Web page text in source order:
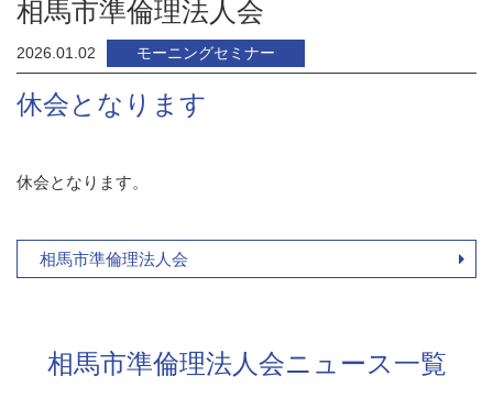
相馬市準倫理法人会
2026.01.02 モーニングセミナー
休会となります
休会となります。
相馬市準倫理法人会
相馬市準倫理法人会ニュース一覧